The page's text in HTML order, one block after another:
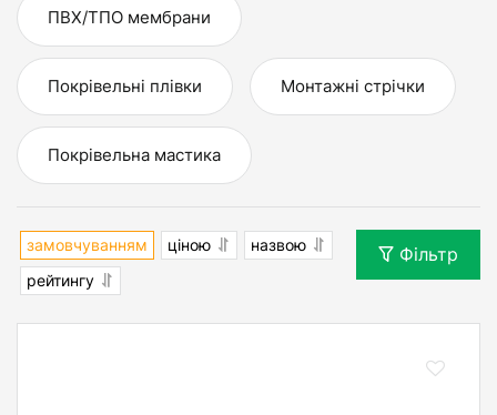
ПВХ/ТПО мембрани
Покрівельні плівки Монтажні стрічки
Покрівельна мастика
замовчуванням ціною
назвою
рейтингу
Фільтр